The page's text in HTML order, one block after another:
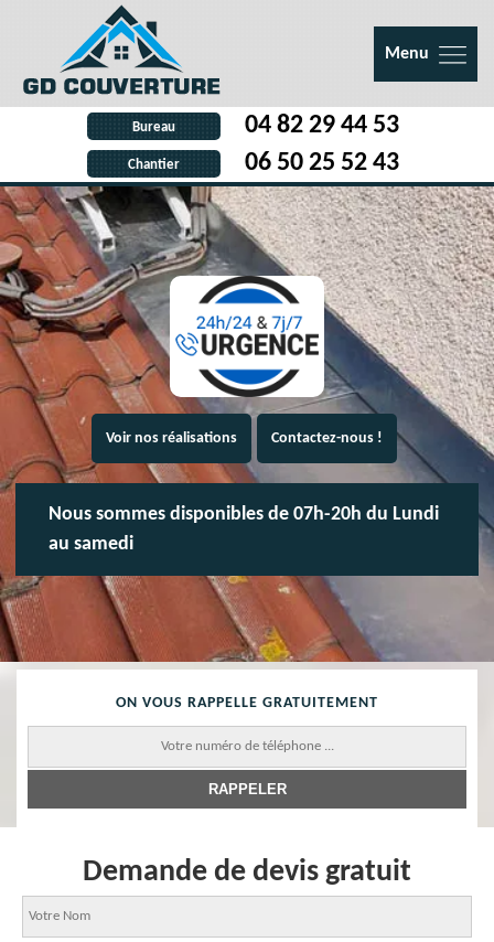
Menu
Bureau 04 82 29 44 53
Chantier 06 50 25 52 43
Voir nos réalisations Contactez-nous !
Nous sommes disponibles de 07h-20h du Lundi
au samedi
ON VOUS RAPPELLE GRATUITEMENT
Demande de devis gratuit